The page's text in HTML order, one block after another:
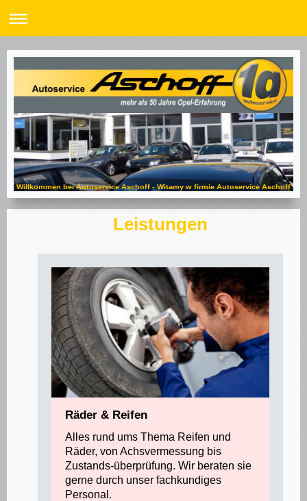
Willkommen bei Autoservice Aschoff - Witamy w firmie Autoservice Aschoff
Leistungen
Räder & Reifen
Alles rund ums Thema Reifen und
Räder, von Achsvermessung bis
Zustands-überprüfung. Wir beraten sie
gerne durch unser fachkundiges
Personal.